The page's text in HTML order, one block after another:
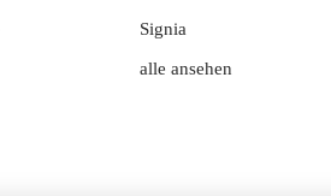
Signia
alle ansehen